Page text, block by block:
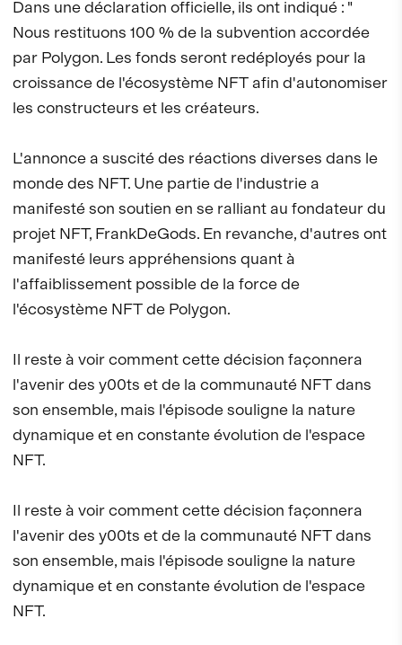
Dans une déclaration officielle, ils ont indiqué : "
Nous restituons 100 % de la subvention accordée
par Polygon. Les fonds seront redéployés pour la
croissance de l'écosystème NFT afin d'autonomiser
les constructeurs et les créateurs.
L'annonce a suscité des réactions diverses dans le
monde des NFT. Une partie de l'industrie a
manifesté son soutien en se ralliant au fondateur du
projet NFT, FrankDeGods. En revanche, d'autres ont
manifesté leurs appréhensions quant à
l'affaiblissement possible de la force de
l'écosystème NFT de Polygon.
Il reste à voir comment cette décision façonnera
l'avenir des y00ts et de la communauté NFT dans
son ensemble, mais l'épisode souligne la nature
dynamique et en constante évolution de l'espace
NFT.
Il reste à voir comment cette décision façonnera
l'avenir des y00ts et de la communauté NFT dans
son ensemble, mais l'épisode souligne la nature
dynamique et en constante évolution de l'espace
NFT.